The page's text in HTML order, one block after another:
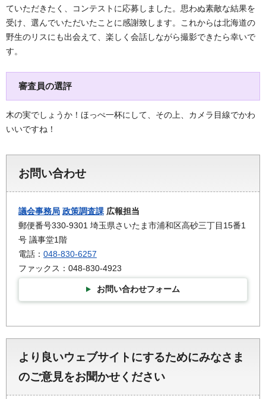
ていただきたく、コンテストに応募しました。思わぬ素敵な結果を
受け、選んでいただいたことに感謝致します。これからは北海道の
野生のリスにも出会えて、楽しく会話しながら撮影できたら幸いで
す。
審査員の選評
木の実でしょうか！ほっぺ一杯にして、その上、カメラ目線でかわ
いいですね！
お問い合わせ
議会事務局 政策調査課 広報担当
郵便番号330-9301 埼玉県さいたま市浦和区高砂三丁目15番1
号 議事堂1階
電話： 048-830-6257
ファックス：048-830-4923
お問い合わせフォーム
より良いウェブサイトにするためにみなさま
のご意見をお聞かせください